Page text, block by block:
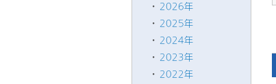
2026年
2025年
2024年
2023年
2022年